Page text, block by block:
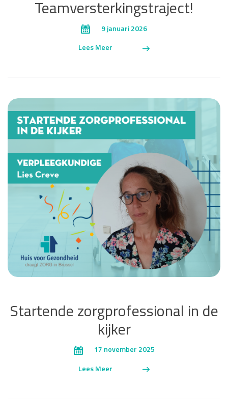
Teamversterkingstraject!
9 januari 2026
Lees Meer
Startende zorgprofessional in de
kijker
17 november 2025
Lees Meer